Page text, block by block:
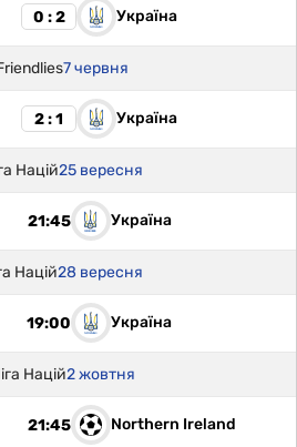
0 : 2 Україна
7 червня
2 : 1 Україна
Націй25 вересня
21:45 Україна
Націй28 вересня
19:00 Україна
Націй2 жовтня
21:45 Northern Ireland